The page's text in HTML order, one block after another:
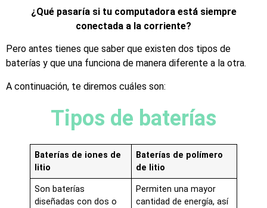
¿Qué pasaría si tu computadora está siempre
conectada a la corriente?
Pero antes tienes que saber que existen dos tipos de
baterías y que una funciona de manera diferente a la otra.
A continuación, te diremos cuáles son:
Tipos de baterías
Baterías de iones de
litio
Baterías de polímero
de litio
Son baterías
diseñadas con dos o
Permiten una mayor
cantidad de energía, así